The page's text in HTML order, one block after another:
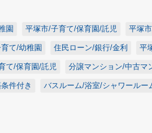
園 平塚市/子育て/保育園/託児 平塚
て/幼稚園 住民ローン/銀行/金利 平
て/保育園/託児 分譲マンション/中古マ
件付き バスルーム/浴室/シャワールー